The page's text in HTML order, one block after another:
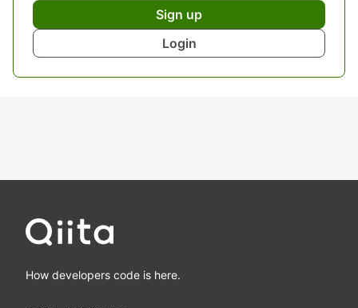
Sign up
Login
How developers code is here.